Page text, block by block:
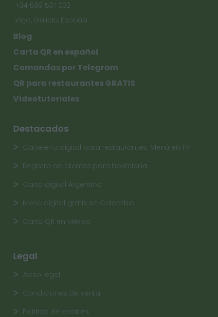
+34 689 537 032
Vigo, Galicia, España
Blog
Carta QR en español
Comandas por Telegram
QR para restaurantes GRATIS
Videotutoriales
Destacados
Cartelería digital para restaurantes. Menú en TV
Registro de clientes para hostelería
Carta digital Argentina
Menú digital gratis en Colombia
Carta QR en México
Legal
Aviso legal
Condiciones de venta
Política de cookies